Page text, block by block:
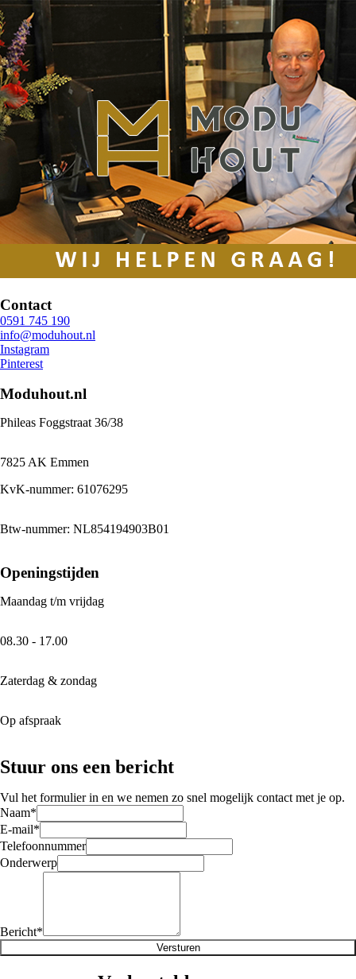
Contact
0591 745 190
info@moduhout.nl
Instagram
Pinterest
Moduhout.nl
Phileas Foggstraat 36/38
7825 AK Emmen
KvK-nummer: 61076295
Btw-nummer: NL854194903B01
Openingstijden
Maandag t/m vrijdag
08.30 - 17.00
Zaterdag & zondag
Op afspraak
Stuur ons een bericht
Vul het formulier in en we nemen zo snel mogelijk contact met je op.
Naam*
E-mail*
Telefoonnummer
Onderwerp
Bericht*
Versturen